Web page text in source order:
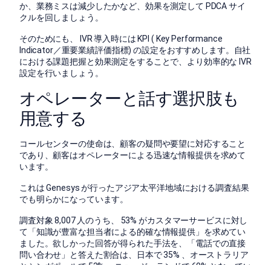
か、業務ミスは減少したかなど、効果を測定して PDCA サイ
クルを回しましょう。
そのためにも、 IVR 導入時には KPI ( Key Performance
Indicator／重要業績評価指標) の設定をおすすめします。自社
における課題把握と効果測定をすることで、より効率的な IVR
設定を行いましょう。
オペレーターと話す選択肢も
用意する
コールセンターの使命は、顧客の疑問や要望に対応すること
であり、顧客はオペレーターによる迅速な情報提供を求めて
います。
これは Genesys が行ったアジア太平洋地域における調査結果
でも明らかになっています。
調査対象 8,007 人のうち、 53% がカスタマーサービスに対し
て「知識が豊富な担当者による的確な情報提供」を求めてい
ました。欲しかった回答が得られた手法を、「電話での直接
問い合わせ」と答えた割合は、日本で 35% 、オーストラリア